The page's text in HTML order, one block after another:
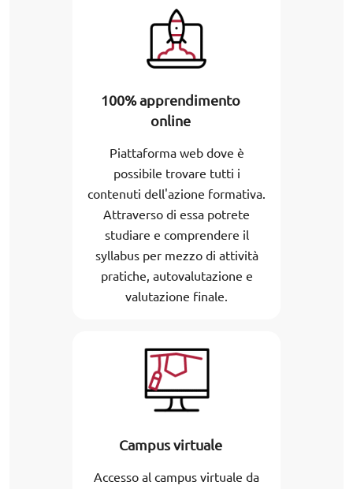
100% apprendimento
online
Piattaforma web dove è
possibile trovare tutti i
contenuti dell'azione formativa.
Attraverso di essa potrete
studiare e comprendere il
syllabus per mezzo di attività
pratiche, autovalutazione e
valutazione finale.
Campus virtuale
Accesso al campus virtuale da